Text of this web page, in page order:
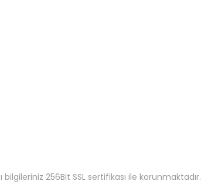
256Bit SSL sertifikası ile korunmaktadır.